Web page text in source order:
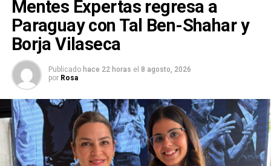
Mentes Expertas regresa a
Paraguay con Tal Ben-Shahar y
Borja Vilaseca
Publicado hace 22 horas el 8 agosto, 2026
por Rosa